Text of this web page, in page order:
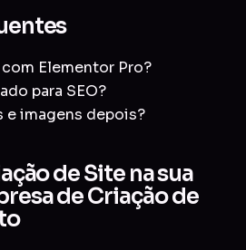
Elementor Pro?
para SEO?
e imagens depois?
de Site na sua
de Criação de